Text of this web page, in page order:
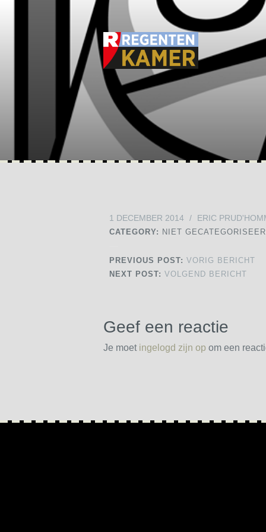
1 DECEMBER 2014 / ERIC
CATEGORY: NIET
PREVIOUS POST: VORIG BERICHT
NEXT POST: VOLGEND BERICHT
Geef een reactie
Je moet ingelogd zijn op om een